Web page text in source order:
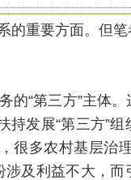
的重要方面。但
的“第三方”主体
持发展“第三方”
很多农村基层治
及利益不大，